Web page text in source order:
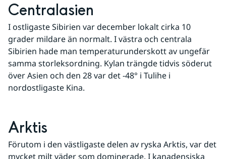
Centralasien
I ostligaste Sibirien var december lokalt cirka 10
grader mildare än normalt. I västra och centrala
Sibirien hade man temperaturunderskott av ungefär
samma storleksordning. Kylan trängde tidvis söderut
över Asien och den 28 var det -48° i Tulihe i
nordostligaste Kina.
Arktis
Förutom i den västligaste delen av ryska Arktis, var det
mycket milt väder som dominerade. I kanadensiska